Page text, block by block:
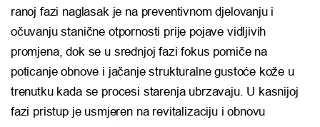
ranoj fazi naglasak je na preventivnom djelovanju i
očuvanju stanične otpornosti prije pojave vidljivih
promjena, dok se u srednjoj fazi fokus pomiče na
poticanje obnove i jačanje strukturalne gustoće kože u
trenutku kada se procesi starenja ubrzavaju. U kasnijoj
fazi pristup je usmjeren na revitalizaciju i obnovu